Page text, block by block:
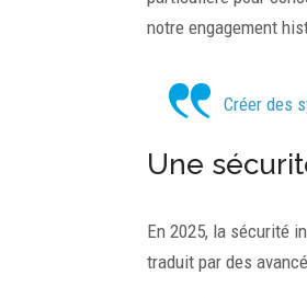
notre engagement
Créer des
Une
En 2025, la sécurité
traduit par des